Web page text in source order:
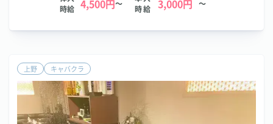
時給 4,500円～
時給
3,000円 ～
上野 キャバクラ